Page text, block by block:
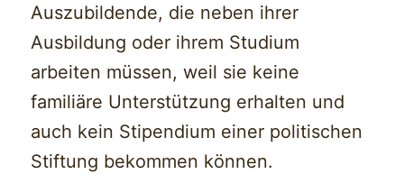
Auszubildende, die neben ihrer
Ausbildung oder ihrem Studium
arbeiten müssen, weil sie keine
familiäre Unterstützung erhalten und
auch kein Stipendium einer politischen
Stiftung bekommen können.